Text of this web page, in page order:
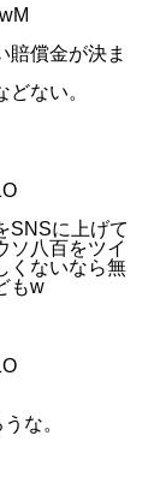
賠償金が決ま
ない。
SNSに上げて
ソ八百をツイ
くないなら無
もw
な。